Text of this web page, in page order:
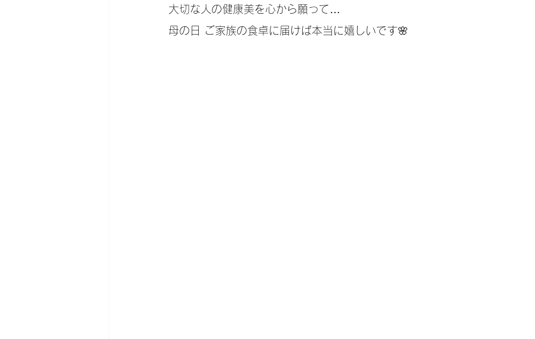
大切な人の健康美を心から願って…
母の日 ご家族の食卓に届けば本当に嬉しいです🌸